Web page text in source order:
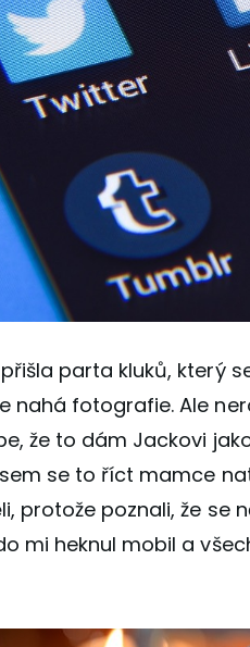
parta kluků, který
nahá fotografie. Ale
že to dám Jackovi
se to říct mamce
protože poznali, že se
mi heknul mobil a